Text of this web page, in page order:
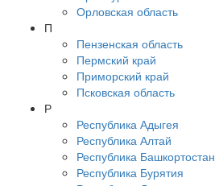
Орловская область
П
Пензенская область
Пермский край
Приморский край
Псковская область
Р
Республика Адыгея
Республика Алтай
Республика Башкортостан
Республика Бурятия